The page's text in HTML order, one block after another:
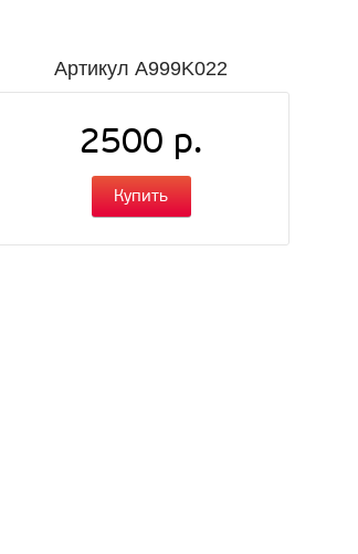
АртикулA999K022
2500 р.
Купить